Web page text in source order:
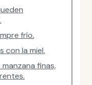
frío.
con la miel.
finas,